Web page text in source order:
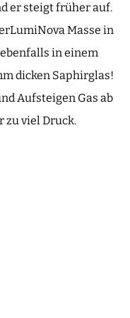
er steigt früher auf.
Masse in
in einem
dicken Saphirglas!
Aufsteigen Gas ab
zu viel Druck.